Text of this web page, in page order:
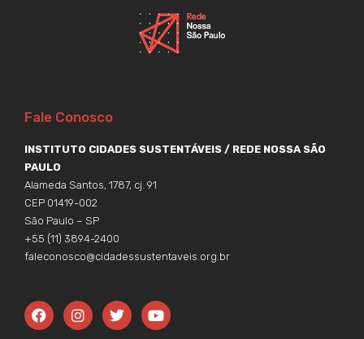
Fale Conosco
INSTITUTO CIDADES SUSTENTÁVEIS / REDE NOSSA SÃO
PAULO
Alameda Santos, 1787, cj. 91
CEP 01419-002
São Paulo – SP
+55 (11) 3894-2400
faleconosco@cidadessustentaveis.org.br
F
a
I
n
T
w
Y
o